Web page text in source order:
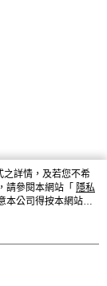
之詳情，及若您不希
請參閱本網站「 隱私
本公司得按本網站使